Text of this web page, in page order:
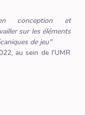
conception et
sur les éléments
de jeu"
au sein de l'UMR